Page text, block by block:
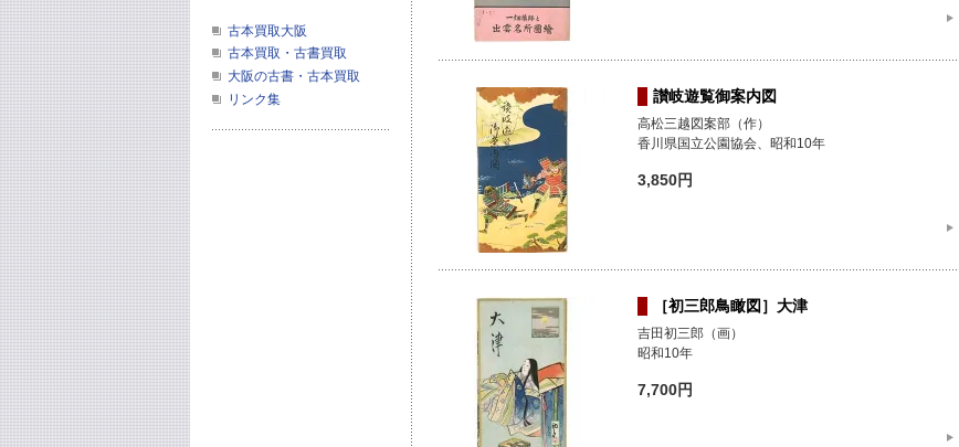
讃岐遊覧御案内図
高松三越図案部（作）
香川県国立公園協会、昭和10年
3,850円
［初三郎鳥瞰図］大津
吉田初三郎（画）
昭和10年
7,700円
古本買取大阪
古本買取・古書買取
大阪の古書・古本買取
リンク集